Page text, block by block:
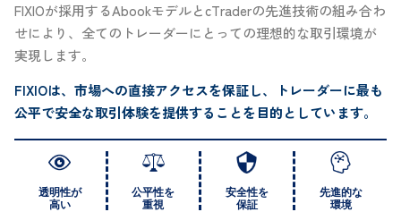
FIXIOが採用するAbookモデルとcTraderの先進技術の組み合わ
せにより、全てのトレーダーにとっての理想的な取引環境が
実現します。
FIXIOは、市場への直接アクセスを保証し、トレーダーに最も
公平で安全な取引体験を提供することを目的としています。
透明性が
高い
公平性を
重視
安全性を
保証
先進的な
環境